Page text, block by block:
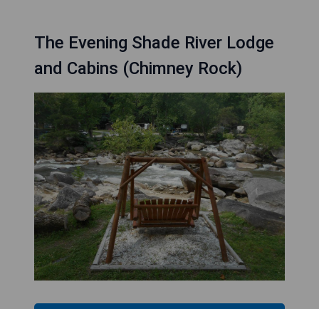
The Evening Shade River Lodge
and Cabins (Chimney Rock)